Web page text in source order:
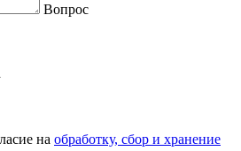
Вопрос
на обработку, сбор и хранение